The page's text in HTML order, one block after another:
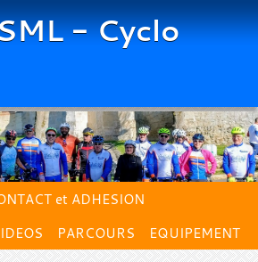
- Cyclo
et ADHESION
PARCOURS EQUIPEMENT
cookies